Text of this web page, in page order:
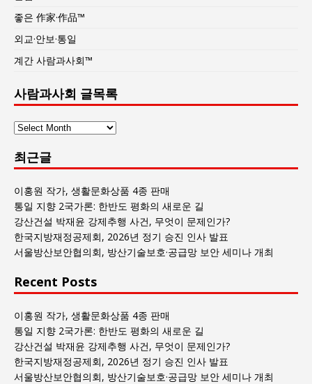
좋은 作家·作品™
외교·안보·통일
계간 사람과사회™
사람과사회 글목록
사
과
사
회
글
목
록
최근글
이홍원 작가, 생활문화상품 4종 판매
통일 지향 2국가론: 한반도 평화의 새로운 길
강산건설 박재윤 강제추행 사건, 무엇이 문제인가?
한국지방재정공제회, 2026년 정기 승진 인사 발표
서울방산보안협의회, 방산기술보호·공급망 보안 세미나 개최
Recent Posts
이홍원 작가, 생활문화상품 4종 판매
통일 지향 2국가론: 한반도 평화의 새로운 길
강산건설 박재윤 강제추행 사건, 무엇이 문제인가?
한국지방재정공제회, 2026년 정기 승진 인사 발표
서울방산보안협의회, 방산기술보호·공급망 보안 세미나 개최